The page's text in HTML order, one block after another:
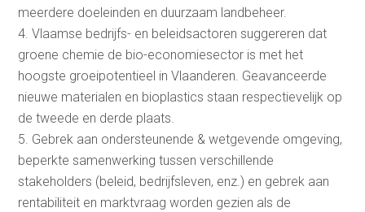
meerdere doeleinden en duurzaam landbeheer.
Vlaamse bedrijfs- en beleidsactoren suggereren dat
groene chemie de bio-economiesector is met het
hoogste groeipotentieel in Vlaanderen. Geavanceerde
nieuwe materialen en bioplastics staan respectievelijk op
de tweede en derde plaats.
Gebrek aan ondersteunende & wetgevende omgeving,
beperkte samenwerking tussen verschillende
stakeholders (beleid, bedrijfsleven, enz.) en gebrek aan
rentabiliteit en marktvraag worden gezien als de